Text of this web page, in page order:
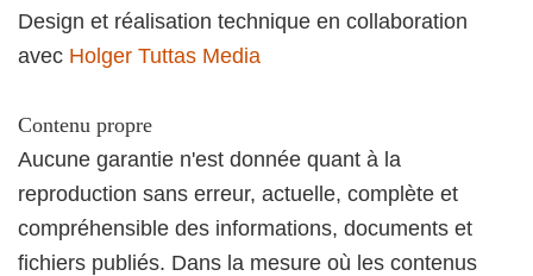
Design et réalisation technique en collaboration
avec Holger Tuttas Media
Contenu propre
Aucune garantie n'est donnée quant à la
reproduction sans erreur, actuelle, complète et
compréhensible des informations, documents et
fichiers publiés. Dans la mesure où les contenus